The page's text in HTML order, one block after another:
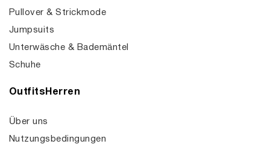
Pullover & Strickmode
Jumpsuits
Unterwäsche & Bademäntel
Schuhe
OutfitsHerren
Über uns
Nutzungsbedingungen